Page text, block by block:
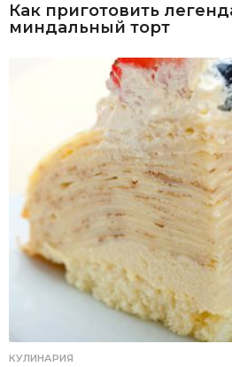
Как приготовить
миндальный торт
КУЛИНАРИЯ